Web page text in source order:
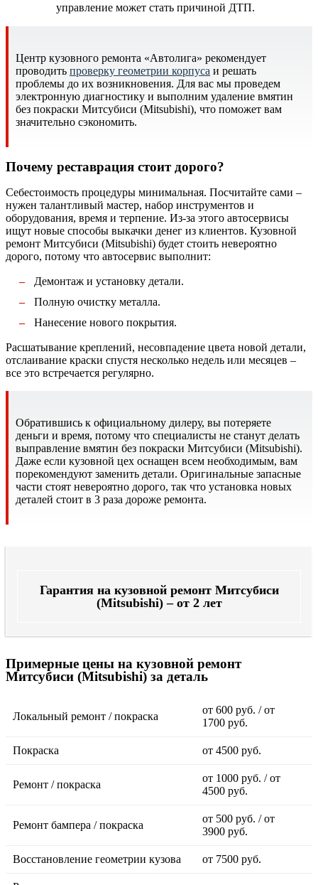
управление может стать причиной ДТП.
Центр кузовного ремонта «Автолига» рекомендует
проводить проверку геометрии корпуса и решать
проблемы до их возникновения. Для вас мы проведем
электронную диагностику и выполним удаление вмятин
без покраски Митсубиси (Mitsubishi), что поможет вам
значительно сэкономить.
Почему реставрация стоит дорого?
Себестоимость процедуры минимальная. Посчитайте сами –
нужен талантливый мастер, набор инструментов и
оборудования, время и терпение. Из-за этого автосервисы
ищут новые способы выкачки денег из клиентов. Кузовной
ремонт Митсубиси (Mitsubishi) будет стоить невероятно
дорого, потому что автосервис выполнит:
Демонтаж и установку детали.
Полную очистку металла.
Нанесение нового покрытия.
Расшатывание креплений, несовпадение цвета новой детали,
отслаивание краски спустя несколько недель или месяцев –
все это встречается регулярно.
Обратившись к официальному дилеру, вы потеряете
деньги и время, потому что специалисты не станут делать
выправление вмятин без покраски Митсубиси (Mitsubishi).
Даже если кузовной цех оснащен всем необходимым, вам
порекомендуют заменить детали. Оригинальные запасные
части стоят невероятно дорого, так что установка новых
деталей стоит в 3 раза дороже ремонта.
Гарантия на кузовной ремонт Митсубиси
(Mitsubishi) – от 2 лет
Примерные цены на кузовной ремонт
Митсубиси (Mitsubishi) за деталь
Локальный ремонт / покраска
от 600 руб. / от
1700 руб.
Покраска от 4500 руб.
Ремонт / покраска
от 1000 руб. / от
4500 руб.
Ремонт бампера / покраска
от 500 руб. / от
3900 руб.
Восстановление геометрии кузова от 7500 руб.